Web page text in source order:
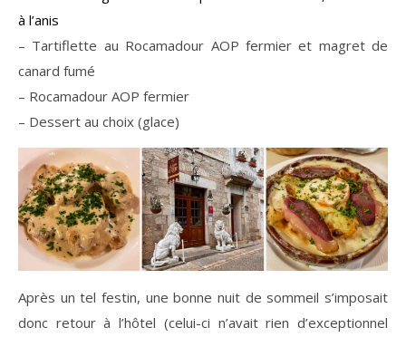
à l’anis
– Tartiflette au Rocamadour AOP fermier et magret de
canard fumé
– Rocamadour AOP fermier
– Dessert au choix (glace)
Après un tel festin, une bonne nuit de sommeil s’imposait
donc retour à l’hôtel (celui-ci n’avait rien d’exceptionnel